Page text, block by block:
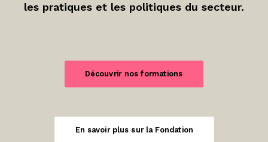
les pratiques et les politiques du secteur.
Découvrir nos formations
En savoir plus sur la Fondation